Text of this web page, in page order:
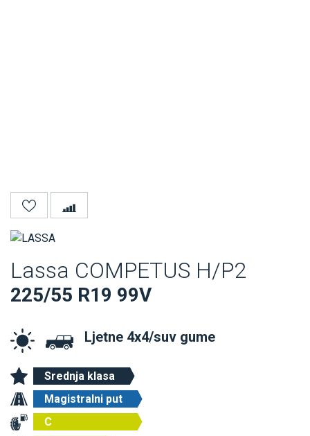
Lassa COMPETUS H/P2
225/55 R19 99V
Ljetne 4x4/suv gume
Srednja klasa
Magistralni put
C